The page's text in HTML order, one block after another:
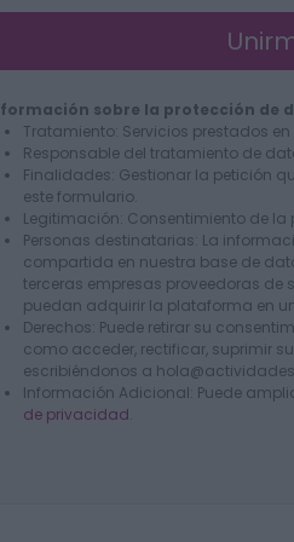
sobre la protección de
Tratamiento: Servicios prestados
Responsable del tratamiento de
Finalidades: Gestionar la petición
este formulario.
Legitimación: Consentimiento de la
Personas destinatarias: La
compartida en nuestra base de
terceras empresas proveedoras de
puedan adquirir la plataforma en
Derechos: Puede retirar su
como acceder, rectificar, suprimir
escribiéndonos a
Información Adicional: Puede
de privacidad.